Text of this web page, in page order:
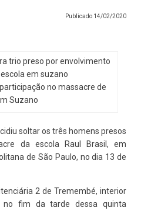
Publicado 14/02/2020
no massacre de
Suzano
soltar os três homens presos
da escola Raul Brasil, em
de São Paulo, no dia 13 de
2 de Tremembé, interior
no fim da tarde dessa quinta